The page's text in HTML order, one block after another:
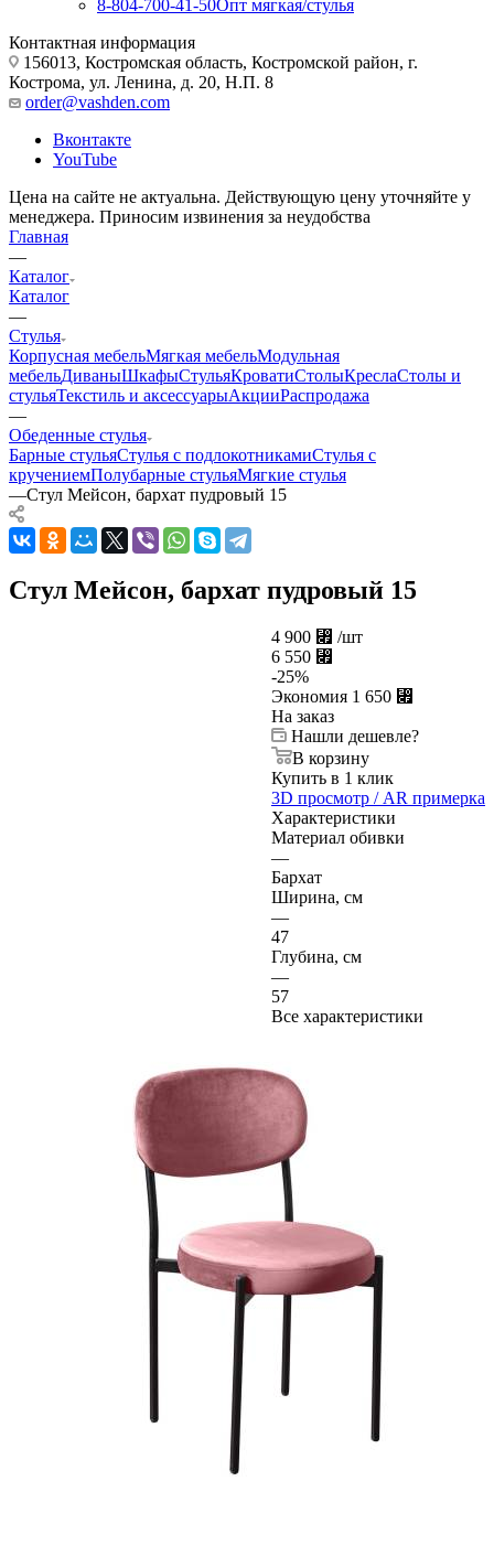
8-804-700-41-50Опт мягкая/стулья
Контактная информация
156013, Костромская область, Костромской район, г.
Кострома, ул. Ленина, д. 20, Н.П. 8
order@vashden.com
Вконтакте
YouTube
Цена на сайте не актуальна. Действующую цену уточняйте у
менеджера. Приносим извинения за неудобства
Главная
—
Каталог
Каталог
—
Стулья
Корпусная мебельМягкая мебельМодульная
мебельДиваныШкафыСтульяКроватиСтолыКреслаСтолы и
стульяТекстиль и аксессуарыАкцииРаспродажа
—
Обеденные стулья
Барные стульяСтулья с подлокотникамиСтулья с
кручениемПолубарные стульяМягкие стулья
—Стул Мейсон, бархат пудровый 15
Стул Мейсон, бархат пудровый 15
4 900 ⃏ /шт
6 550 ⃏
-25%
Экономия 1 650 ⃏
На заказ
Нашли дешевле?
В корзину
Купить в 1 клик
3D просмотр / AR примерка
Характеристики
Материал обивки
—
Бархат
Ширина, см
—
47
Глубина, см
—
57
Все характеристики